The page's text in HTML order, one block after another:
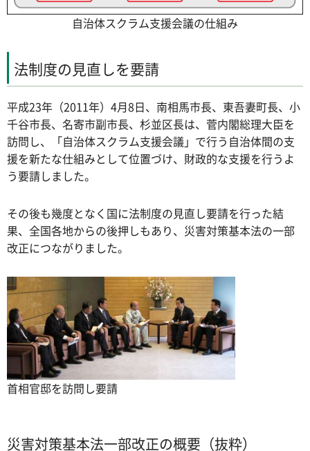
自治体スクラム支援会議の仕組み
法制度の見直しを要請
平成23年（2011年）4月8日、南相馬市長、東吾妻町長、小
千谷市長、名寄市副市長、杉並区長は、菅内閣総理大臣を
訪問し、「自治体スクラム支援会議」で行う自治体間の支
援を新たな仕組みとして位置づけ、財政的な支援を行うよ
う要請しました。
その後も幾度となく国に法制度の見直し要請を行った結
果、全国各地からの後押しもあり、災害対策基本法の一部
改正につながりました。
首相官邸を訪問し要請
災害対策基本法一部改正の概要（抜粋）